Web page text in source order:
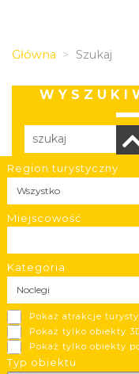
Główna Szukaj
Region turystyczny
Miejscowość
Kategoria
Pokaż atrakcje
Pokaż tylko obiekty
Pokaż tylko obiekty
Typ obiektu
Liczba elementów:
Hotel Łokietek
3-gwiazdkowy Hotel
całym dniu
turystycznych wrażeń